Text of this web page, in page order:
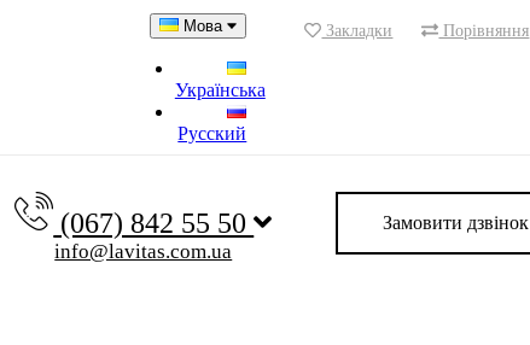
Мова
Українська
Русский
Закладки Порівняння
(067) 842 55 50
info@lavitas.com.ua
Замовити дзвінок